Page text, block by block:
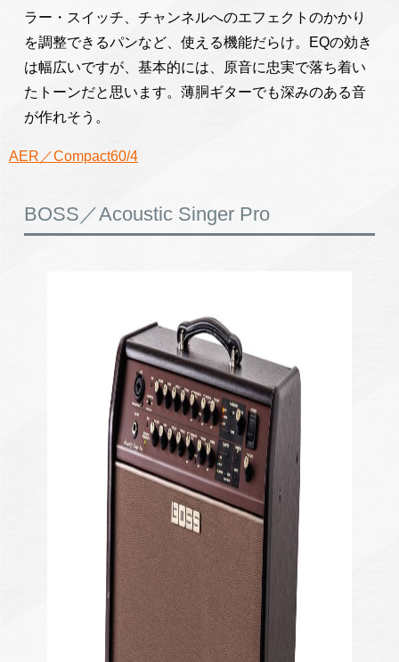
ラー・スイッチ、チャンネルへのエフェクトのかかり
を調整できるパンなど、使える機能だらけ。EQの効き
は幅広いですが、基本的には、原音に忠実で落ち着い
たトーンだと思います。薄胴ギターでも深みのある音
が作れそう。
AER／Compact60/4
BOSS／Acoustic Singer Pro